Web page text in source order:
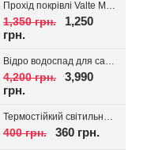
1,350 грн.
1,250
грн.
4,200 грн.
3,990
грн.
400 грн. 360 грн.